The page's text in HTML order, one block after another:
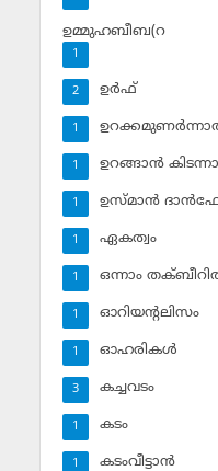
ഉമ്മുഹബീബ(റ
1
ഉര്‍ഫ്
2
1
ഉറങ്ങാന്‍
1
ഉസ്മാന്‍
1
ഏകത്വം
1
ഒന്നാം
1
ഓറിയന്റലിസം
1
ഓഹരികള്‍
1
കച്ചവടം
3
കടം
1
കടംവീട്ടാന്‍
1